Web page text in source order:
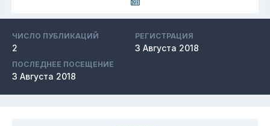
ЧИСЛО ПУБЛИКАЦИЙ
2
РЕГИСТРАЦИЯ
3 Августа 2018
ПОСЛЕДНЕЕ ПОСЕЩЕНИЕ
3 Августа 2018